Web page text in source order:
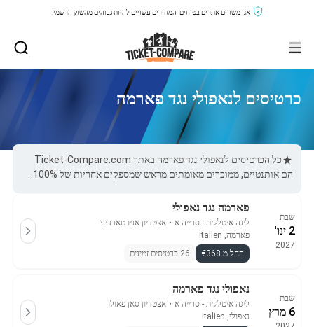
אנו משווים אתרים בטוחים, המחירים עשויים להיות גבוהים מהשוק הרשמי.
כרטיסים לנאפולי נגד פארמה
כל הכרטיסים לנאפולי נגד פארמה באתר Ticket-Compare.com
הם אותנטיים, ממוכרים מאומתים מראש שמספקים אחריות של 100%.
שבת
2 ינו'
2027
פארמה נגד נאפולי
ליגה איטלקית - סרייה א ・ אצטדיון אניו טארדיני
פארמה, Italien
החל מ €368
26 כרטיסים זמינים
שבת
6 מרץ
נאפולי נגד פארמה
ליגה איטלקית - סרייה א ・ אצטדיון סאן פאולו
נאפולי, Italien